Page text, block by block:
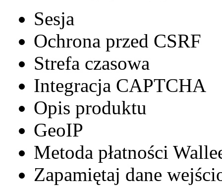
Sesja
Ochrona przed CSRF
Strefa czasowa
Integracja CAPTCHA
Opis produktu
GeoIP
Metoda płatności
Zapamiętaj dane